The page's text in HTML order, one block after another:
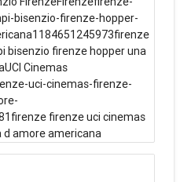
bisenzio-firenze-hopper-
bisenzio firenze hopper una
Cinemas
uci-cinemas-firenze-
firenze uci cinemas
amore americana